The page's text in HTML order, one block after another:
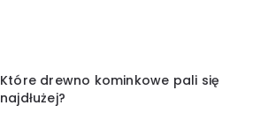
Które drewno kominkowe pali się
najdłużej?